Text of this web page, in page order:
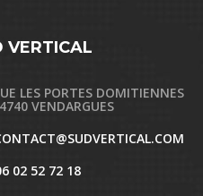
VERTICAL
LES PORTES DOMITIENNES
VENDARGUES
02 52 72 18